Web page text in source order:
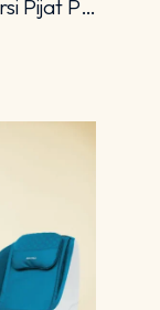
Amari Diamond Advance – Kursi Pijat Premium dengan Teknologi 4D Modern